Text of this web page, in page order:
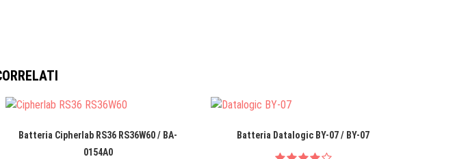
Batteria Cipherlab RS36 RS36W60 / BA-
0154A0
Batteria Datalogic BY-07 / BY-07